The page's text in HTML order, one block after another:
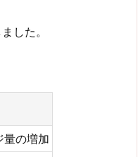
した。
量の増加